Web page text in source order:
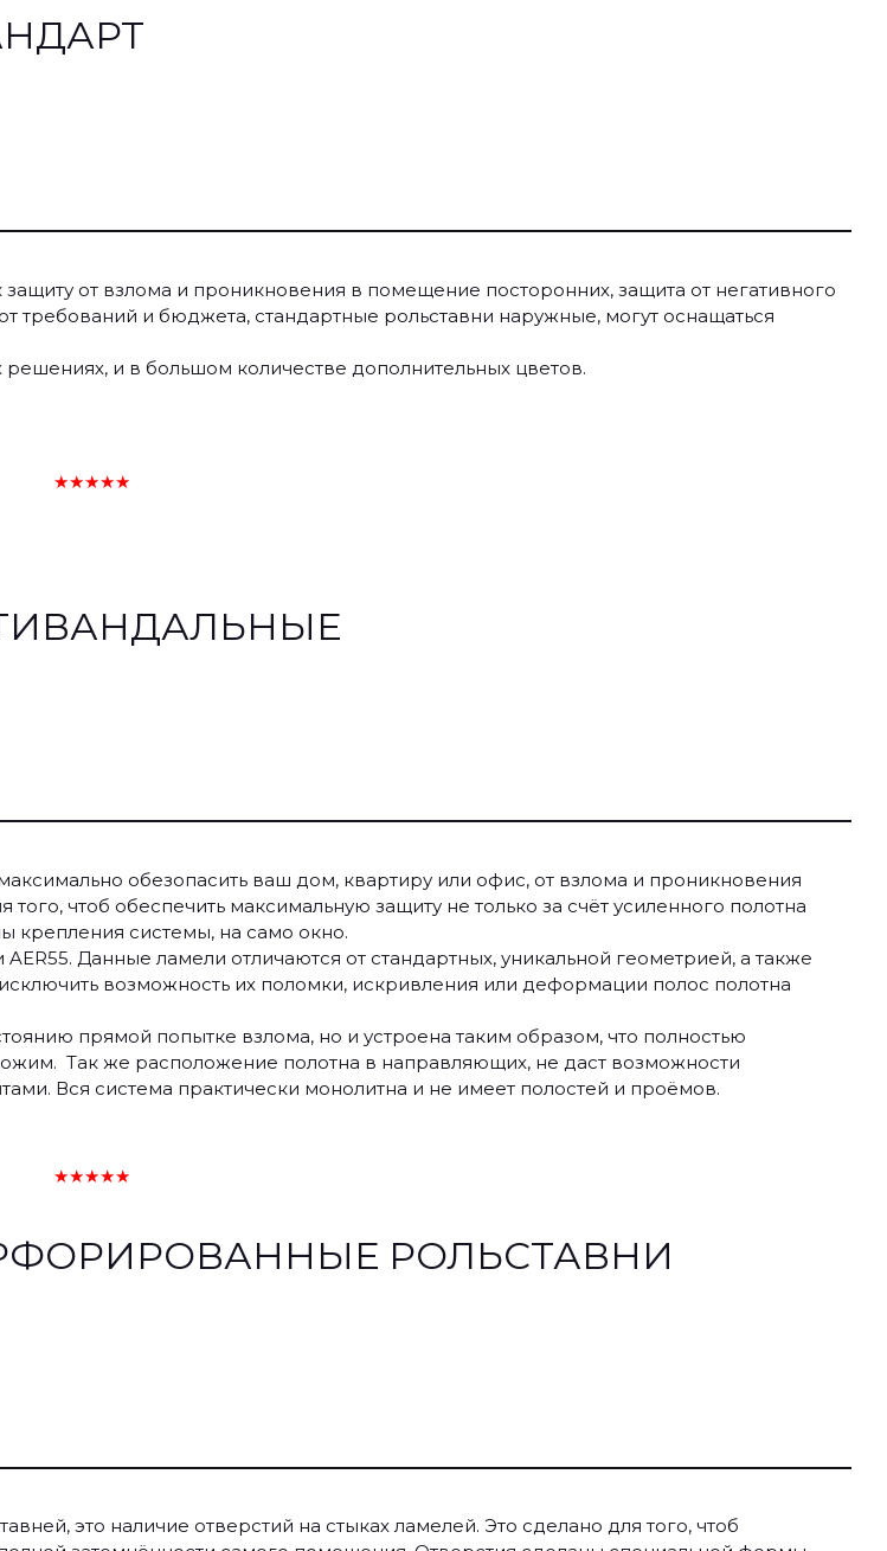
от взлома и проникновения в помещение посторонних, защита от негативного
требований и бюджета, стандартные рольставни наружные, могут оснащаться
и в большом количестве дополнительных цветов.
★★★★★
обезопасить ваш дом, квартиру или офис, от взлома и проникновения
чтоб обеспечить максимальную защиту не только за счёт усиленного полотна
крепления системы, на само окно.
Данные ламели отличаются от стандартных, уникальной геометрией, а также
возможность их поломки, искривления или деформации полос полотна
прямой попытке взлома, но и устроена таким образом, что полностью
Так же расположение полотна в направляющих, не даст возможности
Вся система практически монолитна и не имеет полостей и проёмов.
★★★★★
РОЛЬСТАВНИ
это наличие отверстий на стыках ламелей. Это сделано для того, чтоб